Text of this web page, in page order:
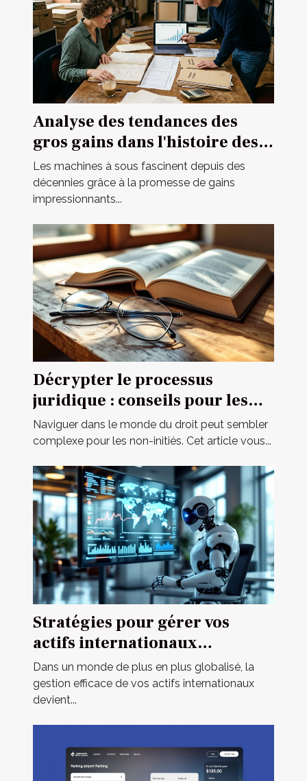
Analyse des tendances des
gros gains dans l'histoire des
machines à sous
Les machines à sous fascinent depuis des
décennies grâce à la promesse de gains
impressionnants...
Décrypter le processus
juridique : conseils pour les
novices
Naviguer dans le monde du droit peut sembler
complexe pour les non-initiés. Cet article vous...
Stratégies pour gérer vos
actifs internationaux
efficacement
Dans un monde de plus en plus globalisé, la
gestion efficace de vos actifs internationaux
devient...